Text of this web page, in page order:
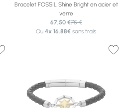
Bracelet FOSSIL Shine Bright en acier et
verre
67,50 €75 €
Ou4x 16.88€ sans frais